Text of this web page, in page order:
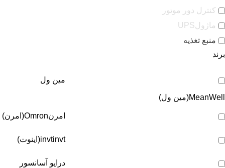
کنترل دور موتور
ماژولUPS
منبع تغذیه
برند
مین ول
MeanWell(مین ول)
امرنOmron(امرن)
invtinvt(اینوت)
درایو آسانسور